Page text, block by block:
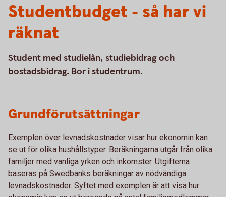
Studentbudget - så har vi
räknat
Student med studielån, studiebidrag och
bostadsbidrag. Bor i studentrum.
Grundförutsättningar
Exemplen över levnadskostnader visar hur ekonomin kan
se ut för olika hushållstyper. Beräkningarna utgår från olika
familjer med vanliga yrken och inkomster. Utgifterna
baseras på Swedbanks beräkningar av nödvändiga
levnadskostnader. Syftet med exemplen är att visa hur